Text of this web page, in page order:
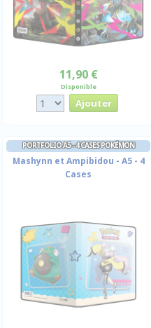
11,90 €
Disponible
PORTFOLIO A5 - 4 CASES POKÉMON
Mashynn et Ampibidou - A5 - 4
Cases